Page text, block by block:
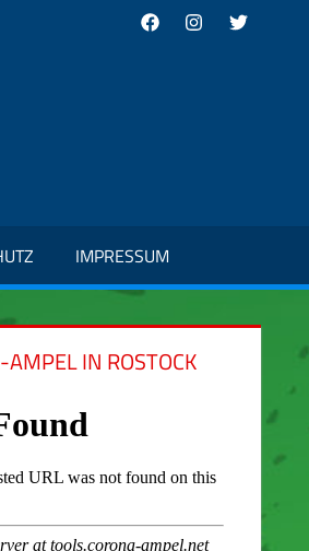
FacebookInstagram
Twitter
IMPRESSUM
AMPEL IN ROSTOCK